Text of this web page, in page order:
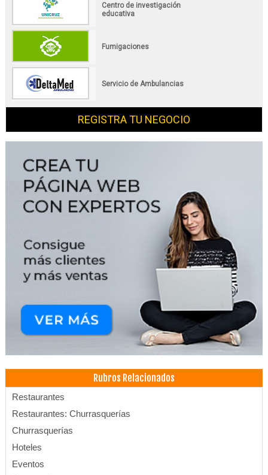
Centro de investigación
educativa
Fumigaciones
Servicio de Ambulancias
REGISTRA TU NEGOCIO
Rubros Relacionados
Restaurantes
Restaurantes: Churrasquerías
Churrasquerías
Hoteles
Eventos